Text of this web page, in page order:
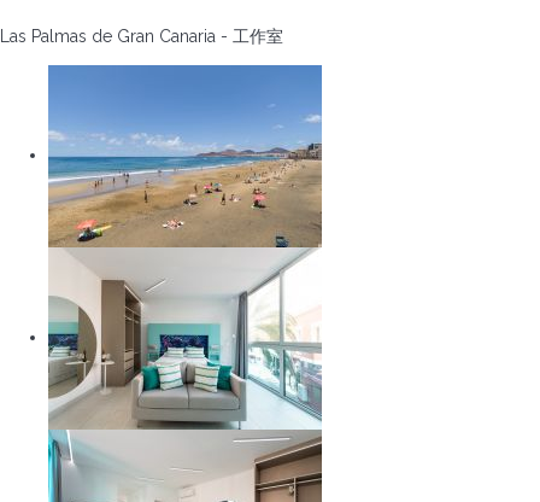
Las Palmas de Gran Canaria - 工作室